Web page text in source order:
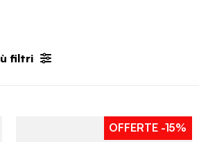
filtri
OFFERTE-15%